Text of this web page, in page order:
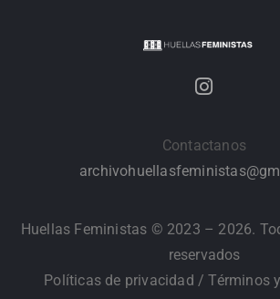
Contactanos
Huellas Feministas © 2023 – 2026.
reservados
Políticas de privacidad /Términos